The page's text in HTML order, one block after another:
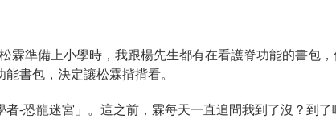
霖準備上小學時，我跟楊先生都有在看護脊功能的書包
書包，決定讓松霖揹揹看。
-恐龍迷宮」。這之前，霖每天一直追問我到了沒？到